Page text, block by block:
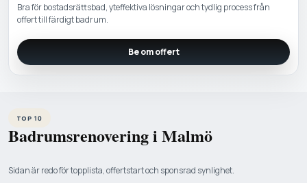
Bra för bostadsrättsbad, yteffektiva lösningar och tydlig process från
offert till färdigt badrum.
Be om offert
TOP 10
Badrumsrenovering i Malmö
Sidan är redo för topplista, offertstart och sponsrad synlighet.